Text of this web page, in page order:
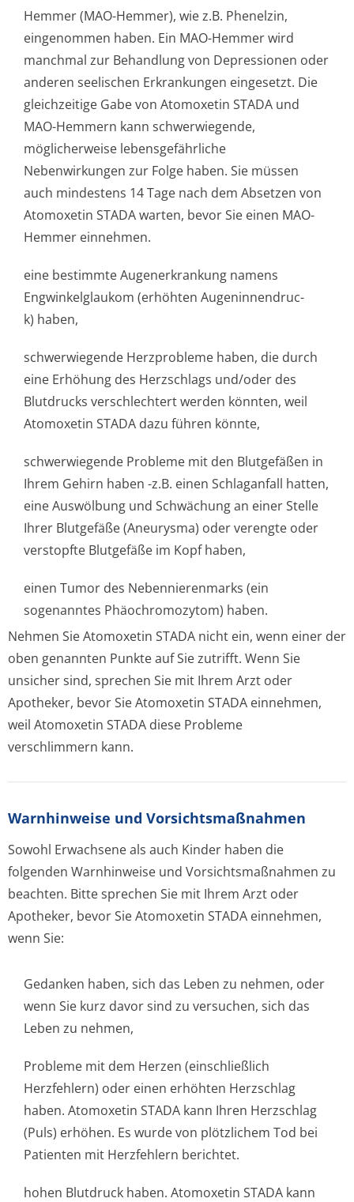
Hemmer (MAO-Hemmer), wie z.B. Phenelzin,
eingenommen haben. Ein MAO-Hemmer wird
manchmal zur Behandlung von Depressionen oder
anderen seelischen Erkrankungen eingesetzt. Die
gleichzeitige Gabe von Atomoxetin STADA und
MAO-Hemmern kann schwerwiegende,
möglicherweise lebensgefährliche
Nebenwirkungen zur Folge haben. Sie müssen
auch mindestens 14 Tage nach dem Absetzen von
Atomoxetin STADA warten, bevor Sie einen MAO-
Hemmer einnehmen.
eine bestimmte Augenerkrankung namens
Engwinkelglaukom (erhöhten Augeninnendruc­
k) haben,
schwerwiegende Herzprobleme haben, die durch
eine Erhöhung des Herzschlags und/oder des
Blutdrucks verschlechtert werden könnten, weil
Atomoxetin STADA dazu führen könnte,
schwerwiegende Probleme mit den Blutgefäßen in
Ihrem Gehirn haben -z.B. einen Schlaganfall hatten,
eine Auswölbung und Schwächung an einer Stelle
Ihrer Blutgefäße (Aneurysma) oder verengte oder
verstopfte Blutgefäße im Kopf haben,
einen Tumor des Nebennierenmarks (ein
sogenanntes Phäochromozytom) ha­ben.
Nehmen Sie Atomoxetin STADA nicht ein, wenn einer der
oben genannten Punkte auf Sie zutrifft. Wenn Sie
unsicher sind, sprechen Sie mit Ihrem Arzt oder
Apotheker, bevor Sie Atomoxetin STADA einnehmen,
weil Atomoxetin STADA diese Probleme
verschlimmern kann.
Warnhinweise und Vorsichtsmaßnahmen
Sowohl Erwachsene als auch Kinder haben die
folgenden Warnhinweise und Vorsichtsmaßnahmen zu
beachten. Bitte sprechen Sie mit Ihrem Arzt oder
Apotheker, bevor Sie Atomoxetin STADA einnehmen,
wenn Sie:
Gedanken haben, sich das Leben zu nehmen, oder
wenn Sie kurz davor sind zu versuchen, sich das
Leben zu nehmen,
Probleme mit dem Herzen (einschließlich
Herzfehlern) oder einen erhöhten Herzschlag
haben. Atomoxetin STADA kann Ihren Herzschlag
(Puls) erhöhen. Es wurde von plötzlichem Tod bei
Patienten mit Herzfehlern berichtet.
hohen Blutdruck haben. Atomoxetin STADA kann